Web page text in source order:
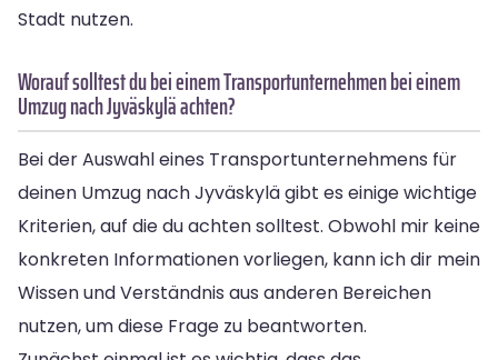
Stadt nutzen.
Worauf solltest du bei einem Transportunternehmen bei einem
Umzug nach Jyväskylä achten?
Bei der Auswahl eines Transportunternehmens für
deinen Umzug nach Jyväskylä gibt es einige wichtige
Kriterien, auf die du achten solltest. Obwohl mir keine
konkreten Informationen vorliegen, kann ich dir mein
Wissen und Verständnis aus anderen Bereichen
nutzen, um diese Frage zu beantworten.